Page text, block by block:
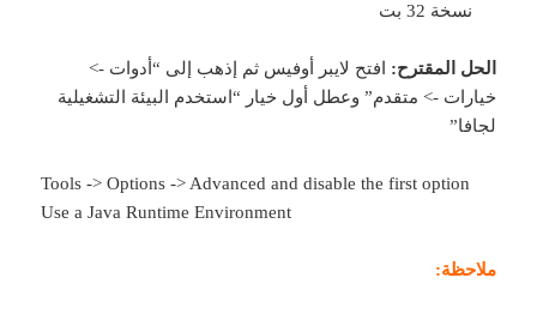
نسخة 32 بت
الحل المقترح: افتح لايبر أوفيس ثم إذهب إلى “أدوات ->
خيارات -> متقدم” وعطل أول خيار “استخدم البيئة التشغيلية
لجافا”
Tools -> Options -> Advanced and disable the first option
Use a Java Runtime Environment
ملاحظة: